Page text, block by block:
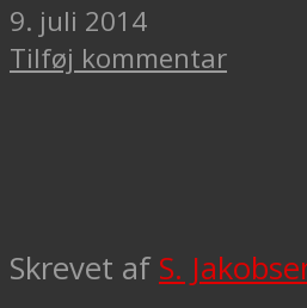
9. juli 2014
Tilføj kommentar
Skrevet af S.